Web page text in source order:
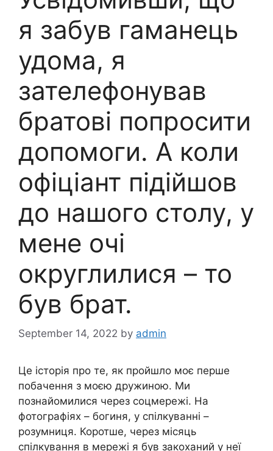
я забув гаманець
удома, я
зателефонував
братові попросити
допомоги. А коли
офіціант підійшов
до нашого столу, у
мене очі
округлилися – то
був брат.
September 14, 2022 by admin
Це історія про те, як пройшло моє перше
побачення з моєю дружиною. Ми
познайомилися через соцмережі. На
фотографіях – богиня, у спілкуванні –
розумниця. Коротше, через місяць
спілкування в мережі я був закоханий у неї